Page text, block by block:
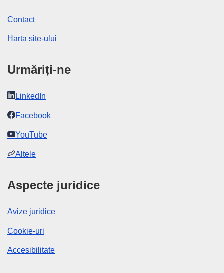
Contact
Harta site-ului
Urmăriți-ne
LinkedIn
Facebook
YouTube
Altele
Aspecte juridice
Avize juridice
Cookie-uri
Accesibilitate